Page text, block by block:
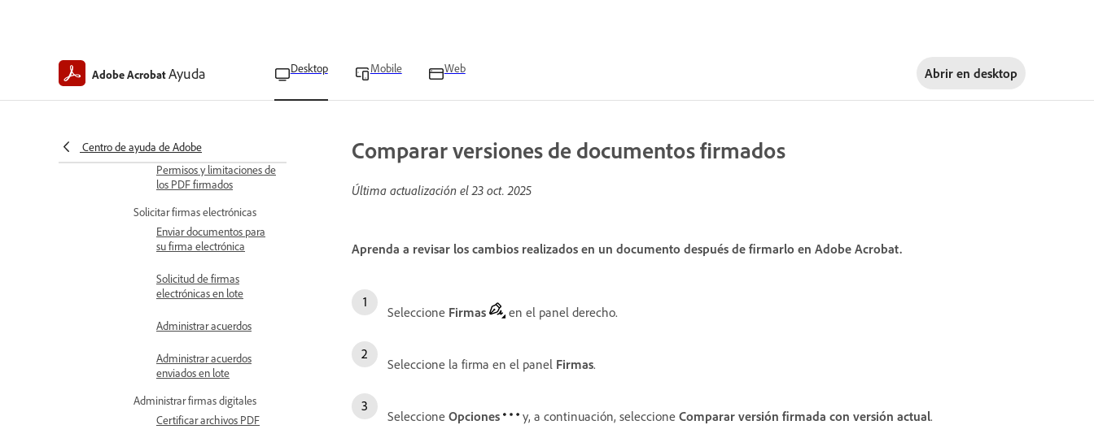
Adobe AcrobatAyuda Desktop Mobile Web Abrir en desktop
Centro de ayuda de Adobe
Descripción general de las
Permisos y limitaciones de
los PDF firmados
Solicitar firmas electrónicas
Enviar documentos para
su firma electrónica
Solicitud de firmas
electrónicas en lote
Administrar acuerdos
Administrar acuerdos
enviados en lote
Administrar firmas digitales
Certificar archivos PDF
Comparar versiones de documentos firmados
Última actualización el23 oct. 2025
Aprenda a revisar los cambios realizados en un documento después de firmarlo en Adobe Acrobat.
Seleccione Firmas en el panel derecho.
Seleccione la firma en el panel Firmas.
Seleccione Opciones y, a continuación, seleccione Comparar versión firmada con versión actual.